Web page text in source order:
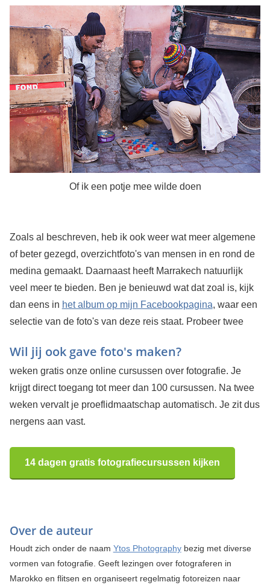
Of ik een potje mee wilde doen
Zoals al beschreven, heb ik ook weer wat meer algemene
of beter gezegd, overzichtfoto's van mensen in en rond de
medina gemaakt. Daarnaast heeft Marrakech natuurlijk
veel meer te bieden. Ben je benieuwd wat dat zoal is, kijk
dan eens in het album op mijn Facebookpagina, waar een
selectie van de foto's van deze reis staat.
Wil jij ook gave foto's maken?
Probeer twee
weken gratis onze online cursussen over fotografie. Je
krijgt direct toegang tot meer dan 100 cursussen. Na twee
weken vervalt je proeflidmaatschap automatisch. Je zit dus
nergens aan vast.
14 dagen gratis fotografiecursussen kijken
Over de auteur
Houdt zich onder de naam Ytos Photographybezig met diverse
vormen van fotografie. Geeft lezingen over fotograferen in
Marokko en flitsen en organiseert regelmatig fotoreizen naar